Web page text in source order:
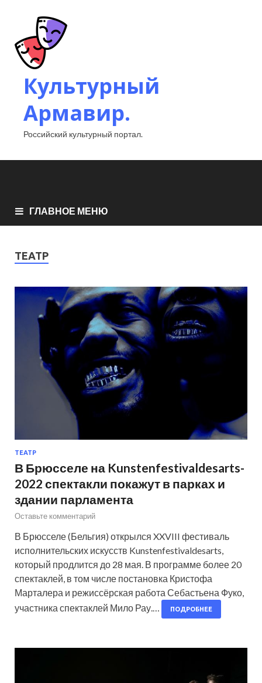
Культурный
Армавир.
Российский культурный портал.
ГЛАВНОЕ МЕНЮ
ТЕАТР
ТЕАТР
В Брюсселе на Kunstenfestivaldesarts-
2022 спектакли покажут в парках и
здании парламента
Оставьте комментарий
В Брюсселе (Бельгия) открылся XXVIII фестиваль
исполнительских искусств Kunstenfestivaldesarts,
который продлится до 28 мая. В программе более 20
спектаклей, в том числе постановка Кристофа
Марталера и режиссёрская работа Себастьена Фуко,
участника спектаклей Мило Рау.…
ПОДРОБНЕЕ